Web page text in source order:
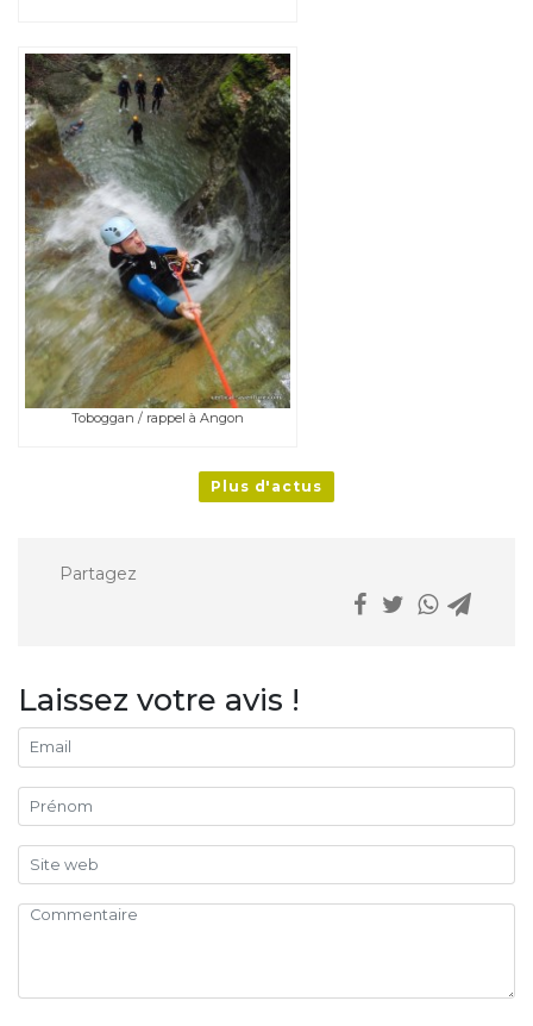
Toboggan / rappel à Angon
Plus d'actus
Partagez
Laissez votre avis !